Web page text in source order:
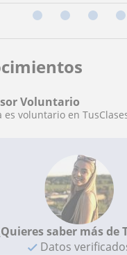
Voluntario
es voluntario en
saber más de
Datos